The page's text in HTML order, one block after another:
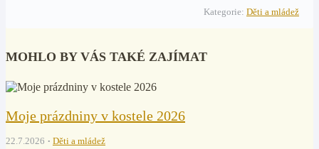
Kategorie: Děti a mládež
MOHLO BY VÁS TAKÉ ZAJÍMAT
Moje prázdniny v kostele 2026
22.7.2026 Děti a mládež